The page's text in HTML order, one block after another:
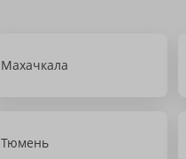
Махачкала
Тюмень